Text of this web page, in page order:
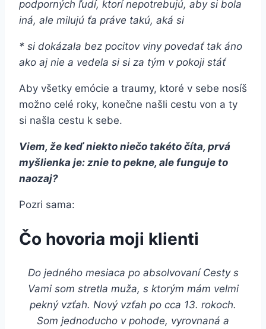
podporných ľudí, ktorí nepotrebujú, aby si bola
iná, ale milujú ťa práve takú, aká si
* si dokázala bez pocitov viny povedať tak áno
ako aj nie a vedela si si za tým v pokoji stáť
Aby všetky emócie a traumy, ktoré v sebe nosíš
možno celé roky, konečne našli cestu von a ty
si našla cestu k sebe.
Viem, že keď niekto niečo takéto číta, prvá
myšlienka je: znie to pekne, ale funguje to
naozaj?
Pozri sama:
Čo hovoria moji klienti
Do jedného mesiaca po absolvovaní Cesty s
Vami som stretla muža, s ktorým mám velmi
pekný vzťah. Nový vzťah po cca 13. rokoch.
Som jednoducho v pohode, vyrovnaná a